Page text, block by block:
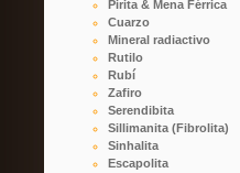
Pirita & Mena Férrica
Cuarzo
Mineral radiactivo
Rutilo
Rubí
Zafiro
Serendibita
Sillimanita (Fibrolita)
Sinhalita
Escapolita